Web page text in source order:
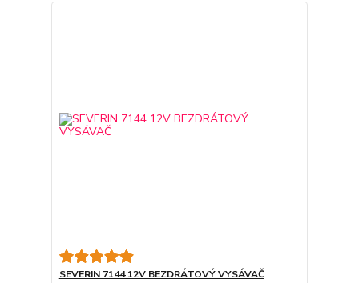
SEVERIN 7144 12V BEZDRÁTOVÝ VYSÁVAČ